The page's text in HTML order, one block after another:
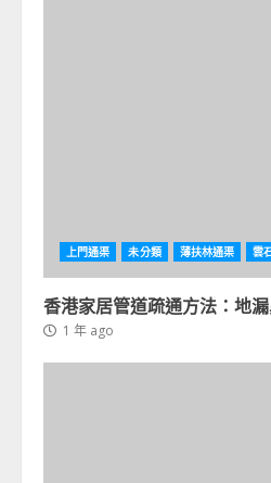
上門通渠 未分類 薄扶林通渠 雲
香港家居管道疏通方法：地
1 年 ago